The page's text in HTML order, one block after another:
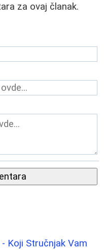
za ovaj članak.
Koji Stručnjak Vam